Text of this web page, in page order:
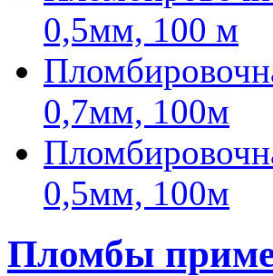
0,5мм, 100 м
0,7мм, 100м
0,5мм, 100м
Пломбы